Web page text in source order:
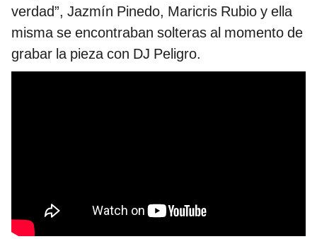
verdad”, Jazmín Pinedo, Maricris Rubio y ella
misma se encontraban solteras al momento de
grabar la pieza con DJ Peligro.